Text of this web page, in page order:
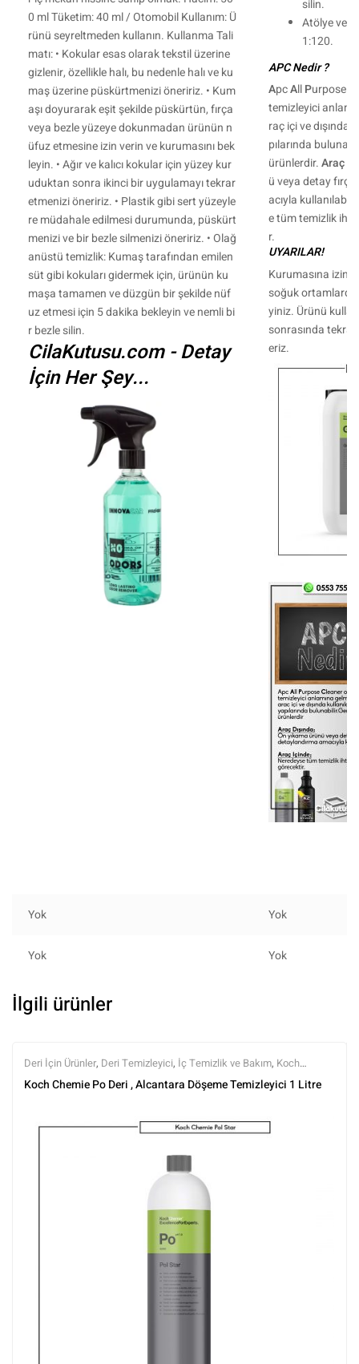
0 ml Tüketim: 40 ml / Otomobil Kullanım: Ü
rünü seyreltmeden kullanın. Kullanma Tali
matı: • Kokular esas olarak tekstil üzerine
gizlenir, özellikle halı, bu nedenle halı ve ku
maş üzerine püskürtmenizi öneririz. • Kum
aşı doyurarak eşit şekilde püskürtün, fırça
veya bezle yüzeye dokunmadan ürünün n
üfuz etmesine izin verin ve kurumasını bek
leyin. • Ağır ve kalıcı kokular için yüzey kur
uduktan sonra ikinci bir uygulamayı tekrar
etmenizi öneririz. • Plastik gibi sert yüzeyle
re müdahale edilmesi durumunda, püskürt
menizi ve bir bezle silmenizi öneririz. • Olağ
anüstü temizlik: Kumaş tarafından emilen
süt gibi kokuları gidermek için, ürünün ku
maşa tamamen ve düzgün bir şekilde nüf
uz etmesi için 5 dakika bekleyin ve nemli bi
r bezle silin.
CilaKutusu.com - Detay
İçin Her Şey...
silin.
Atölye ve
1:120.
APC Nedir ?
ApcAllPurpose
temizleyici
raç içi ve dışında
pılarında
ürünlerdir.Araç
ü veya detay
acıyla
e tüm temizlik
r.
UYARILAR!
Kurumasına izin
soğuk ortamlarda
yiniz. Ürünü
sonrasında
eriz.
Yok Yok
Yok Yok
İlgili ürünler
Deri İçin Ürünler, Deri Temizleyici, İç Temizlik ve Bakım, Koch
Chemie,Markalar, Tüm Ürünler,Tüm Ürünler
Koch Chemie Po Deri , Alcantara Döşeme Temizleyici 1 Litre